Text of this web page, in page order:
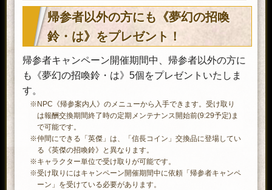
※どのような英傑を仲間にできるのかに
ついては、ゲーム内にて確率の表記を
ご確認ください。
×6
する。
お供経験薬・伍拾
×1
連れているお供が、レベル50まで上
アイテム(個数) 効果・内容
1
アイテムを使用してから30日間、
戦闘で獲得できる貫が+400％され
る。
※貫の週間獲得制限はリセットされま
せん。
夢幻の招喚鈴・は
×10
使用することで「英傑」を仲間に
※どのような英傑を仲間にできるのか
については、ゲーム内にて確率の表
記をご確認ください。
※仲間にできる「英傑」は、「信長コ
イン」交換品に登場している「英傑
帰参者以外の方にも《夢幻の招喚
鈴・は》をプレゼント！
帰参者キャンペーン開催期間中、帰参者以外の方に
も《夢幻の招喚鈴・は》5個をプレゼントいたしま
す。
※NPC《帰参案内人》のメニューから入手できます。受け取り
は報酬交換期間終了時の定期メンテナンス開始前(9:29予定)ま
で可能です。
※仲間にできる「英傑」は、「信長コイン」交換品に登場してい
る《英傑の招喚鈴》と異なります。
※キャラクター単位で受け取りが可能です。
※受け取りにはキャンペーン開催期間中に依頼「帰参者キャンペ
ーン」を受けている必要があります。